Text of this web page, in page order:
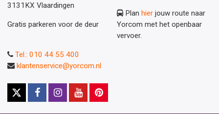
3131KX Vlaardingen
Gratis parkeren voor de deur
Plan hier jouw route naar
Yorcom met het openbaar
vervoer.
Tel.: 010 44 55 400
klantenservice@yorcom.nl